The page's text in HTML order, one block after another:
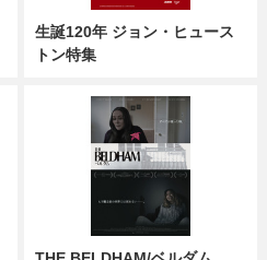
生誕120年 ジョン・ヒュース
トン特集